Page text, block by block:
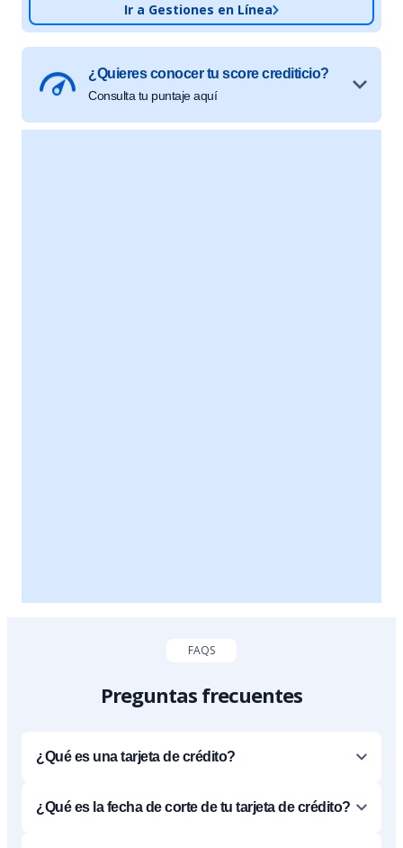
Ir a Gestiones en Línea
¿Quieres conocer tu score crediticio?
Consulta tu puntaje aquí
FAQS
Preguntas frecuentes
¿Qué es una tarjeta de crédito?
¿Qué es la fecha de corte de tu tarjeta de crédito?